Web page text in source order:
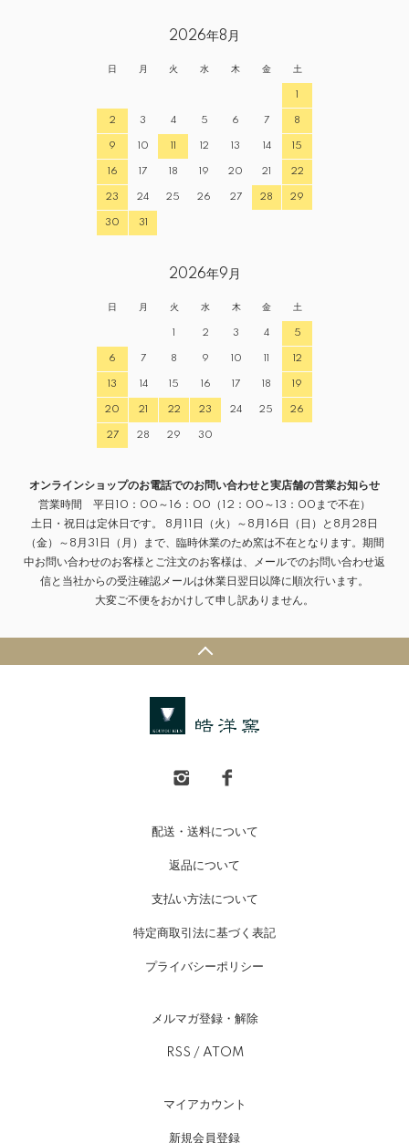
2026年8月
日 月 火 水 木 金 土
1
2 3 4 5 6 7 8
9 10 11 12 13 14 15
16 17 18 19 20 21 22
23 24 25 26 27 28 29
30 31
2026年9月
日 月 火 水 木 金 土
1 2 3 4 5
6 7 8 9 10 11 12
13 14 15 16 17 18 19
20 21 22 23 24 25 26
27 28 29 30
オンラインショップのお電話でのお問い合わせと実店舗の営業お知らせ
営業時間 平日10：00～16：00（12：00～13：00まで不在）
土日・祝日は定休日です。 8月11日（火）～8月16日（日）と8月28日
（金）～8月31日（月）まで、臨時休業のため窯は不在となります。期間
中お問い合わせのお客様とご注文のお客様は、メールでのお問い合わせ返
信と当社からの受注確認メールは休業日翌日以降に順次行います。
大変ご不便をおかけして申し訳ありません。
配送・送料について
返品について
支払い方法について
特定商取引法に基づく表記
プライバシーポリシー
メルマガ登録・解除
RSS / ATOM
マイアカウント
新規会員登録